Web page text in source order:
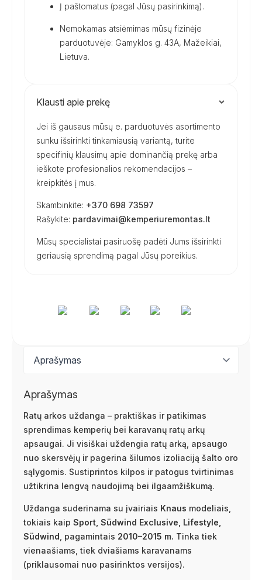
Į paštomatus (pagal Jūsų pasirinkimą).
Nemokamas atsiėmimas mūsų fizinėje
parduotuvėje: Gamyklos g. 43A, Mažeikiai,
Lietuva.
Klausti apie prekę
Jei iš gausaus mūsų e. parduotuvės asortimento
sunku išsirinkti tinkamiausią variantą, turite
specifinių klausimų apie dominančią prekę arba
ieškote profesionalios rekomendacijos –
kreipkitės į mus.
Skambinkite: +370 698 73597
Rašykite: pardavimai@kemperiuremontas.lt
Mūsų specialistai pasiruošę padėti Jums išsirinkti
geriausią sprendimą pagal Jūsų poreikius.
Aprašymas
Ratų arkos uždanga – praktiškas ir patikimas
sprendimas kemperių bei karavanų ratų arkų
apsaugai. Ji visiškai uždengia ratų arką, apsaugo
nuo skersvėjų ir pagerina šilumos izoliaciją šalto oro
sąlygomis. Sustiprintos kilpos ir patogus tvirtinimas
užtikrina lengvą naudojimą bei ilgaamžiškumą.
Uždanga suderinama su įvairiais Knaus modeliais,
tokiais kaip Sport, Südwind Exclusive, Lifestyle,
Südwind , pagamintais 2010–2015 m. Tinka tiek
vienaašiams, tiek dviašiams karavanams
(priklausomai nuo pasirinktos versijos).